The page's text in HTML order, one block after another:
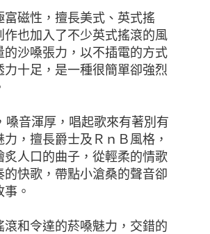
富磁性，擅長美式、英式搖
作也加入了不少英式搖滾的風
的沙嗓張力，以不插電的方式
力十足，是一種很簡單卻強烈
嗓音渾厚，唱起歌來有著別有
，擅長爵士及ＲｎＢ風格，
炙人口的曲子，從輕柔的情歌
的快歌，帶點小滄桑的聲音卻
。
滾和令達的菸嗓魅力，交錯的